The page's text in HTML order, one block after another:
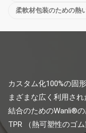
柔軟材包装のための熱
カスタム化100%の固
まざまな広く利用さ
結合のためのWanli®
TPR （熱可塑性のゴ